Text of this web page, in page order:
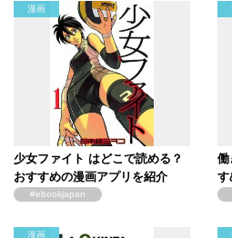
漫画
少女ファイト はどこで読める？
おすすめの漫画アプリを紹介
#ebookjapan
働
す
漫画